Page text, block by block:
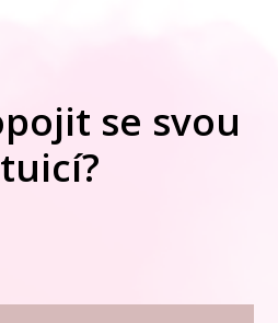
se svou